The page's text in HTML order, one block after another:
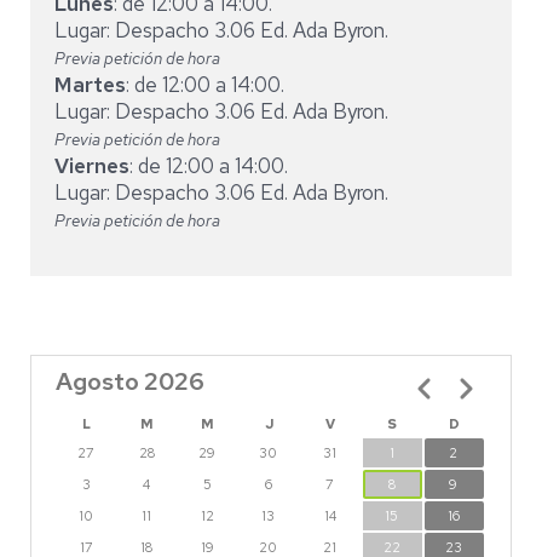
Lugar: Despacho 3.06 Ed. Ada Byron.
Previa petición de hora
Martes: de 12:00 a 14:00.
Lugar: Despacho 3.06 Ed. Ada Byron.
Previa petición de hora
Viernes: de 12:00 a 14:00.
Lugar: Despacho 3.06 Ed. Ada Byron.
Previa petición de hora
Agosto 2026
L M M J V S
D
27
28 29 30 31 1
2
3
4 5 6 7 8
9
10
11 12 13 14 15
16
17
18 19 20 21 22
23
Paginación